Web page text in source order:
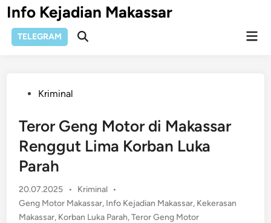
Skip
to
content
Info Kejadian Makassar
TELEGRAM
Open
PostedKriminal
Teror Geng Motor di Makassar
Renggut Lima Korban Luka
Parah
20.07.2025 •
Posted
in
Kriminal •
Geng Motor Makassar, Info Kejadian Makassar, Kekerasan
Makassar, Korban Luka Parah,Teror Geng Motor